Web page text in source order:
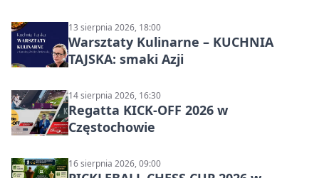
13 sierpnia 2026, 18:00
Warsztaty Kulinarne – KUCHNIA
TAJSKA: smaki Azji
14 sierpnia 2026, 16:30
Regatta KICK-OFF 2026 w
Częstochowie
16 sierpnia 2026, 09:00